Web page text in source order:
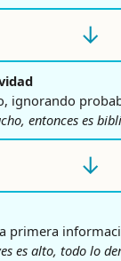
↓
ignorando
entonces es
↓
primera
es alto, todo lo